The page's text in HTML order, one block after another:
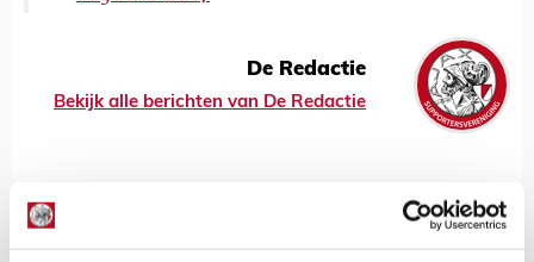
De Redactie
Bekijk alle berichten van De Redactie
Net binnen //